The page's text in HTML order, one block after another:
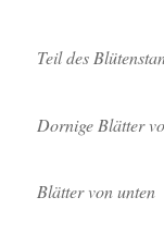
Teil des
Dornige Blätter
Blätter von unten